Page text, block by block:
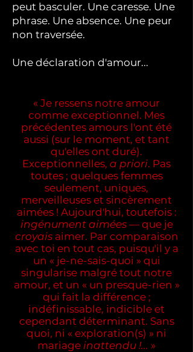
peut basculer. Une caresse. Une
phrase. Une absence. Une peur
non traversée.
Une déclaration d'amour...
« Je ressens notre amour
comme exceptionnel. Mes
précédentes amours l'ont été
aussi (sur le moment, et tant
qu'elles ont duré).
Exceptionnelles, a priori. Pas
toutes ; quelques femmes
seulement, uniques,
merveilleuses et sincèrement
aimées ! Aujourd'hui, toutefois :
ingénument aimées —que je
croyaisaimer. Par comparaison
avec toi en tout cas, puisqu'il y a
un « je-ne-sais-quoi » qui
singularise malgré tout notre
amour, et un « un presque-rien »
qui fait la différence ;
indéfinissable, indicible et
cependant déterminant. Sans
quoi, ni « exploration(s) » ni
mariage inattendu !... »